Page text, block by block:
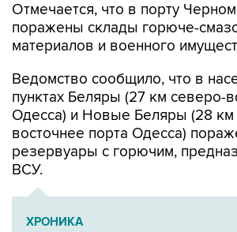
Отмечается, что в порту
поражены склады горюче-
материалов и военного
Ведомство сообщило, что в
пунктах Беляры (27 км северо-
Одесса) и Новые Беляры (28 км
восточнее порта Одесса)
резервуары с горючим,
ВСУ.
ХРОНИКА